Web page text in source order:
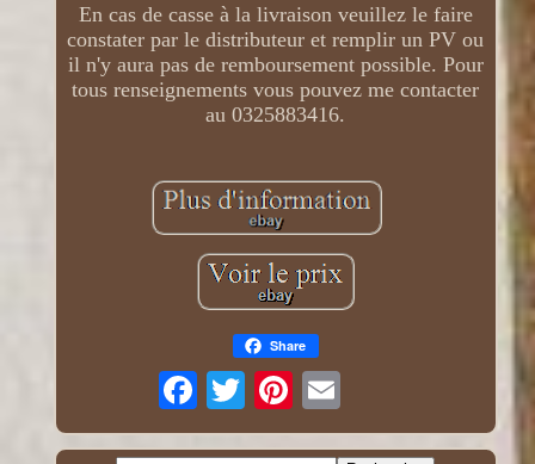
En cas de casse à la livraison veuillez le faire
constater par le distributeur et remplir un PV ou
il n'y aura pas de remboursement possible. Pour
tous renseignements vous pouvez me contacter
au 0325883416.
Share